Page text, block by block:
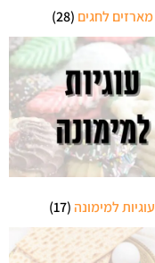
מארזים לחגים (28)
עוגיות למימונה(17)